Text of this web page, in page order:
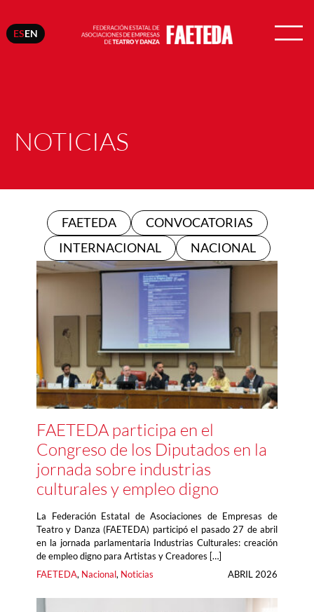
ESEN
NOTICIAS
FAETEDA
CONVOCATORIAS
INTERNACIONAL
NACIONAL
FAETEDA participa en el
Congreso de los Diputados en la
jornada sobre industrias
culturales y empleo digno
La Federación Estatal de Asociaciones de Empresas de
Teatro y Danza (FAETEDA) participó el pasado 27 de abril
en la jornada parlamentaria Industrias Culturales: creación
de empleo digno para Artistas y Creadores […]
FAETEDA, Nacional, Noticias ABRIL 2026